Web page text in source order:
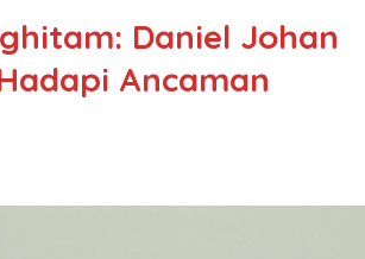
Daniel Johan
Ancaman